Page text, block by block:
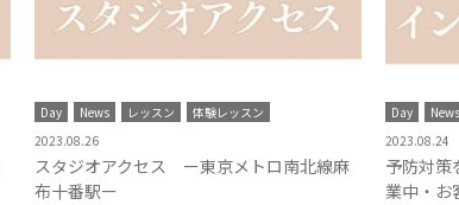
Day News レッスン
体験レッスン
2023.08.26
スタジオアクセス ー東京メトロ南北線麻
布十番駅ー
Day News
2023.08.24
予防対策
業中・お